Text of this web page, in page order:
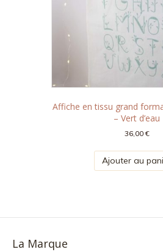
Affiche en tissu grand
– Vert d’eau
36,00€
Ajouter au
La Marque